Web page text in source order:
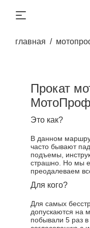
главная
Прокат
Это как?
В данном
часто бывают
подъемы,
страшно. Но мы
преодалеваем
Для кого?
Для самых
допускаются на
побывали 5 раз